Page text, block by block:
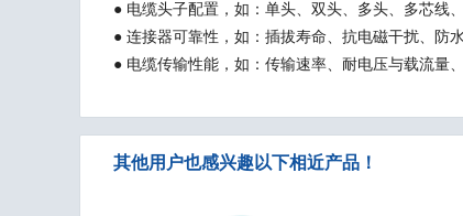
● 电缆头子配置，如：单头、双头、多头、多芯线
● 连接器可靠性，如：插拔寿命、抗电磁干扰、防
● 电缆传输性能，如：传输速率、耐电压与载流量
其他用户也感兴趣以下相近产品！